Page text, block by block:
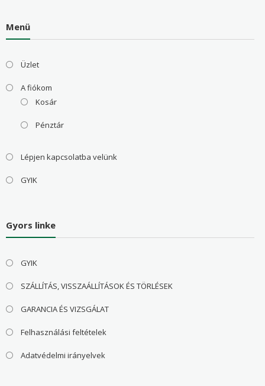
Menü
Üzlet
A fiókom
Kosár
Pénztár
Lépjen kapcsolatba velünk
GYIK
Gyors linke
GYIK
SZÁLLÍTÁS, VISSZAÁLLÍTÁSOK ÉS TÖRLÉSEK
GARANCIA ÉS VIZSGÁLAT
Felhasználási feltételek
Adatvédelmi irányelvek